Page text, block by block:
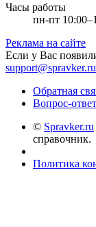
Часы работы
пн-пт
Реклама на сайте
Если у Вас
support@spravker.ru
Обратная
Вопрос-ответ
© Spravker.ru
справочник.
Политика